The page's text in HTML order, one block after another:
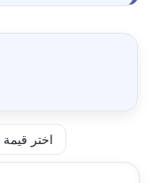
مدونة
عاملة
مدونة
عاملة